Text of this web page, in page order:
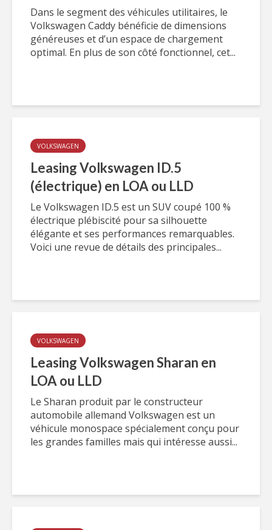
Dans le segment des véhicules utilitaires, le
Volkswagen Caddy bénéficie de dimensions
généreuses et d’un espace de chargement
optimal. En plus de son côté fonctionnel, cet...
VOLKSWAGEN
Leasing Volkswagen ID.5
(électrique) en LOA ou LLD
Le Volkswagen ID.5 est un SUV coupé 100 %
électrique plébiscité pour sa silhouette
élégante et ses performances remarquables.
Voici une revue de détails des principales...
VOLKSWAGEN
Leasing Volkswagen Sharan en
LOA ou LLD
Le Sharan produit par le constructeur
automobile allemand Volkswagen est un
véhicule monospace spécialement conçu pour
les grandes familles mais qui intéresse aussi...